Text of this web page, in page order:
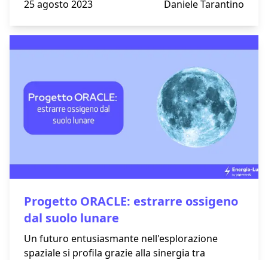
insostenibile, sollecita un dibattito nazionale
sulla sostenibilità del sistema pensionistico
25 agosto 2023 Daniele Tarantino
Progetto ORACLE: estrarre ossigeno
dal suolo lunare
Un futuro entusiasmante nell'esplorazione
spaziale si profila grazie alla sinergia tra